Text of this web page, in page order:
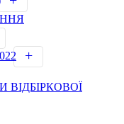
ВІДБІРКОВОЇ